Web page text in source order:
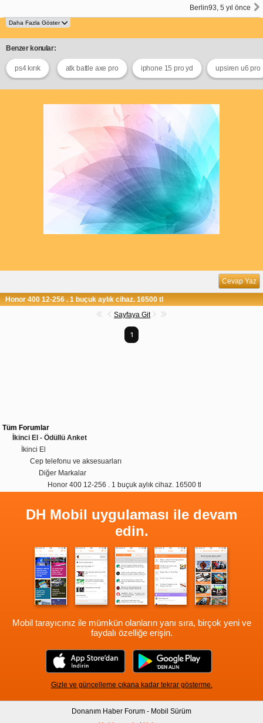
Berlin93, 5 yıl önce
Benzer konular:
ps4 kırık atk battle axe pro iphone 15 pro yd upsiren u6 pro
Cevap Yaz
Honor 400 12-256 . 1 buçuk aylık cihaz. 16500 tl
Sayfaya Git
1
Tüm Forumlar
İkinci El - Ödüllü Anket
İkinci El
Cep telefonu ve aksesuarları
Diğer Markalar
Honor 400 12-256 . 1 buçuk aylık cihaz. 16500 tl
DH Mobil uygulaması ile devam
edin.
Mobil tarayıcınız ile mümkün olanların yanı sıra, birçok yeni ve
faydalı özelliğe erişin.
Gizle ve güncelleme çıkana kadar tekrar gösterme.
Donanım Haber Forum - Mobil Sürüm